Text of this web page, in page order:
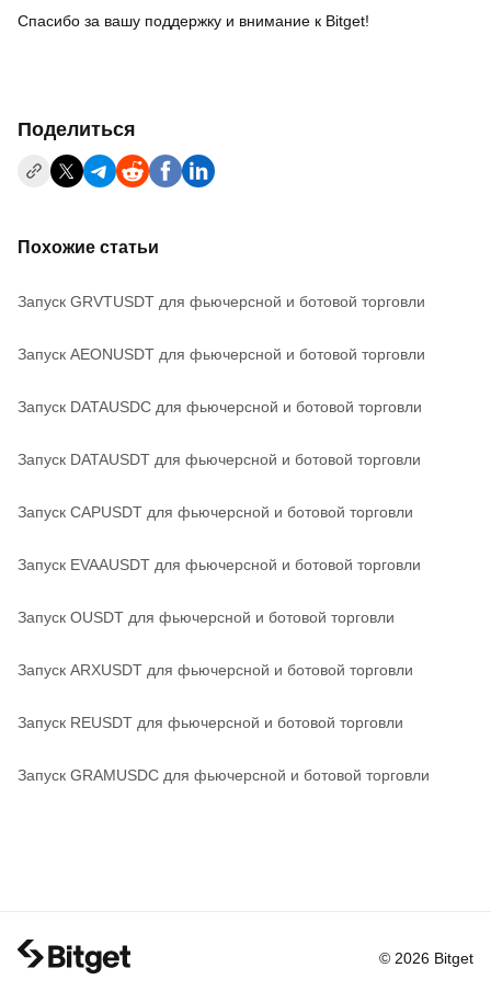
Спасибо за вашу поддержку и внимание к Bitget!
Поделиться
Похожие статьи
Запуск GRVTUSDT для фьючерсной и ботовой торговли
Запуск AEONUSDT для фьючерсной и ботовой торговли
Запуск DATAUSDC для фьючерсной и ботовой торговли
Запуск DATAUSDT для фьючерсной и ботовой торговли
Запуск CAPUSDT для фьючерсной и ботовой торговли
Запуск EVAAUSDT для фьючерсной и ботовой торговли
Запуск OUSDT для фьючерсной и ботовой торговли
Запуск ARXUSDT для фьючерсной и ботовой торговли
Запуск REUSDT для фьючерсной и ботовой торговли
Запуск GRAMUSDC для фьючерсной и ботовой торговли
© 2026 Bitget